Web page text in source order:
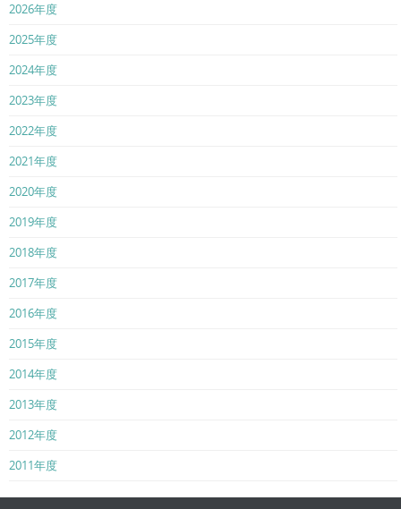
2026年度
2025年度
2024年度
2023年度
2022年度
2021年度
2020年度
2019年度
2018年度
2017年度
2016年度
2015年度
2014年度
2013年度
2012年度
2011年度